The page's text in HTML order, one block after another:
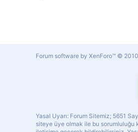
Forum software by XenForo™ ©
Yasal Uyarı: Forum Sitemiz; 5651
siteye üye olmak ile bu sorumluluğu